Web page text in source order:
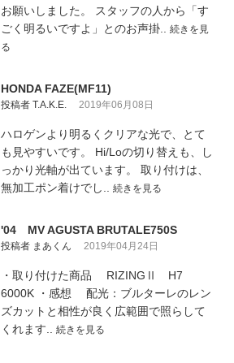
お願いしました。 スタッフの人から「す
ごく明るいですよ」とのお声掛.. 続きを見
る
HONDA FAZE(MF11)
投稿者 T.A.K.E. 2019年06月08日
ハロゲンより明るくクリアな光で、とて
も見やすいです。 Hi/Loの切り替えも、し
っかり光軸が出ています。 取り付けは、
無加工ポン着けでし.. 続きを見る
'04 MV AGUSTA BRUTALE750S
投稿者 まあくん 2019年04月24日
・取り付けた商品 RIZINGⅡ H7
6000K ・感想 配光：ブルターレのレン
ズカットと相性が良く広範囲で照らして
くれます.. 続きを見る